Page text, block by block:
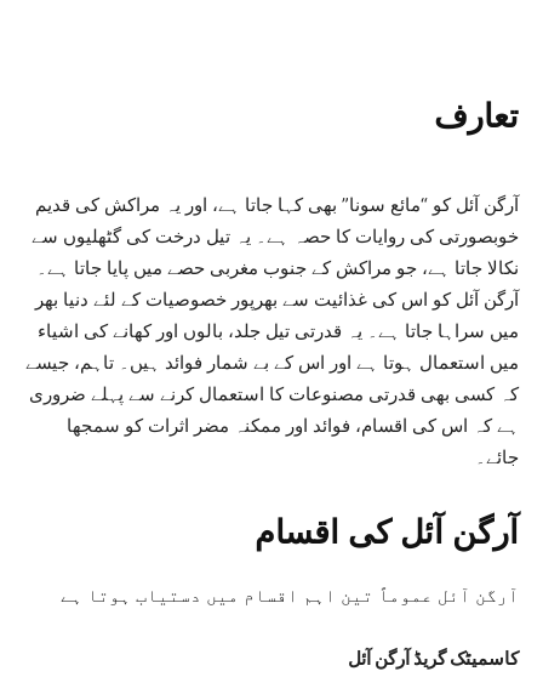
تعارف
آرگن آئل کو “مائع سونا” بھی کہا جاتا ہے، اور یہ مراکش کی قدیم
خوبصورتی کی روایات کا حصہ ہے۔ یہ تیل درخت کی گٹھلیوں سے
نکالا جاتا ہے، جو مراکش کے جنوب مغربی حصے میں پایا جاتا ہے۔
آرگن آئل کو اس کی غذائیت سے بھرپور خصوصیات کے لئے دنیا بھر
میں سراہا جاتا ہے۔ یہ قدرتی تیل جلد، بالوں اور کھانے کی اشیاء
میں استعمال ہوتا ہے اور اس کے بے شمار فوائد ہیں۔ تاہم، جیسے
کہ کسی بھی قدرتی مصنوعات کا استعمال کرنے سے پہلے ضروری
ہے کہ اس کی اقسام، فوائد اور ممکنہ مضر اثرات کو سمجھا
جائے۔
آرگن آئل کی اقسام
آرگن آئل عموماً تین اہم اقسام میں دستیاب ہوتا ہے
کاسمیٹک گریڈ آرگن آئل